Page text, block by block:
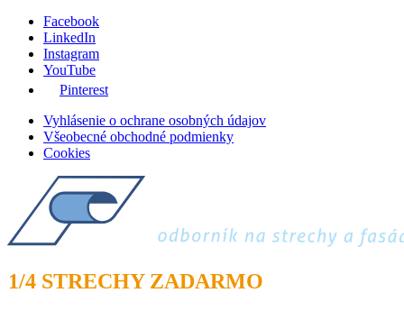
Facebook
LinkedIn
Instagram
YouTube
Pinterest
Vyhlásenie o ochrane osobných údajov
Všeobecné obchodné podmienky
Cookies
1/4 STRECHY ZADARMO